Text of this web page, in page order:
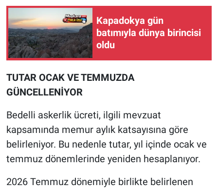
Kapadokya gün
batımıyla dünya birincisi
oldu
TUTAR OCAK VE TEMMUZDA
GÜNCELLENİYOR
Bedelli askerlik ücreti, ilgili mevzuat
kapsamında memur aylık katsayısına göre
belirleniyor. Bu nedenle tutar, yıl içinde ocak ve
temmuz dönemlerinde yeniden hesaplanıyor.
2026 Temmuz dönemiyle birlikte belirlenen